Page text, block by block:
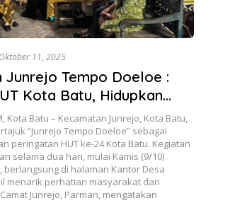
Oktober 11, 2025
Junrejo Tempo Doeloe :
Kota Batu, Hidupkan
Budaya Lokal
Kota Batu – Kecamatan Junrejo, Kota Batu,
“Junrejo Tempo Doeloe” sebagai
peringatan HUT ke-24 Kota Batu. Kegiatan
selama dua hari, mulai Kamis (9/10)
berlangsung di halaman Kantor Desa
menarik perhatian masyarakat dari
Junrejo, Parman, mengatakan